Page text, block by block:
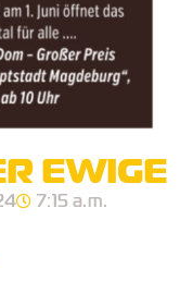
EWIGE
7:15 a.m.